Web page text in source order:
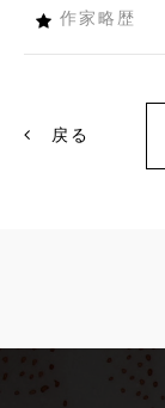
作家略歴
戻る